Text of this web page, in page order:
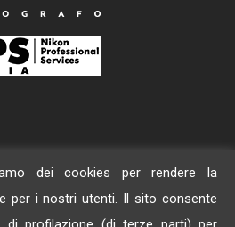
dei cookies per rendere la
per i nostri utenti. Il sito consente